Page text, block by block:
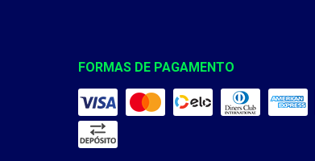
FORMAS DE PAGAMENTO